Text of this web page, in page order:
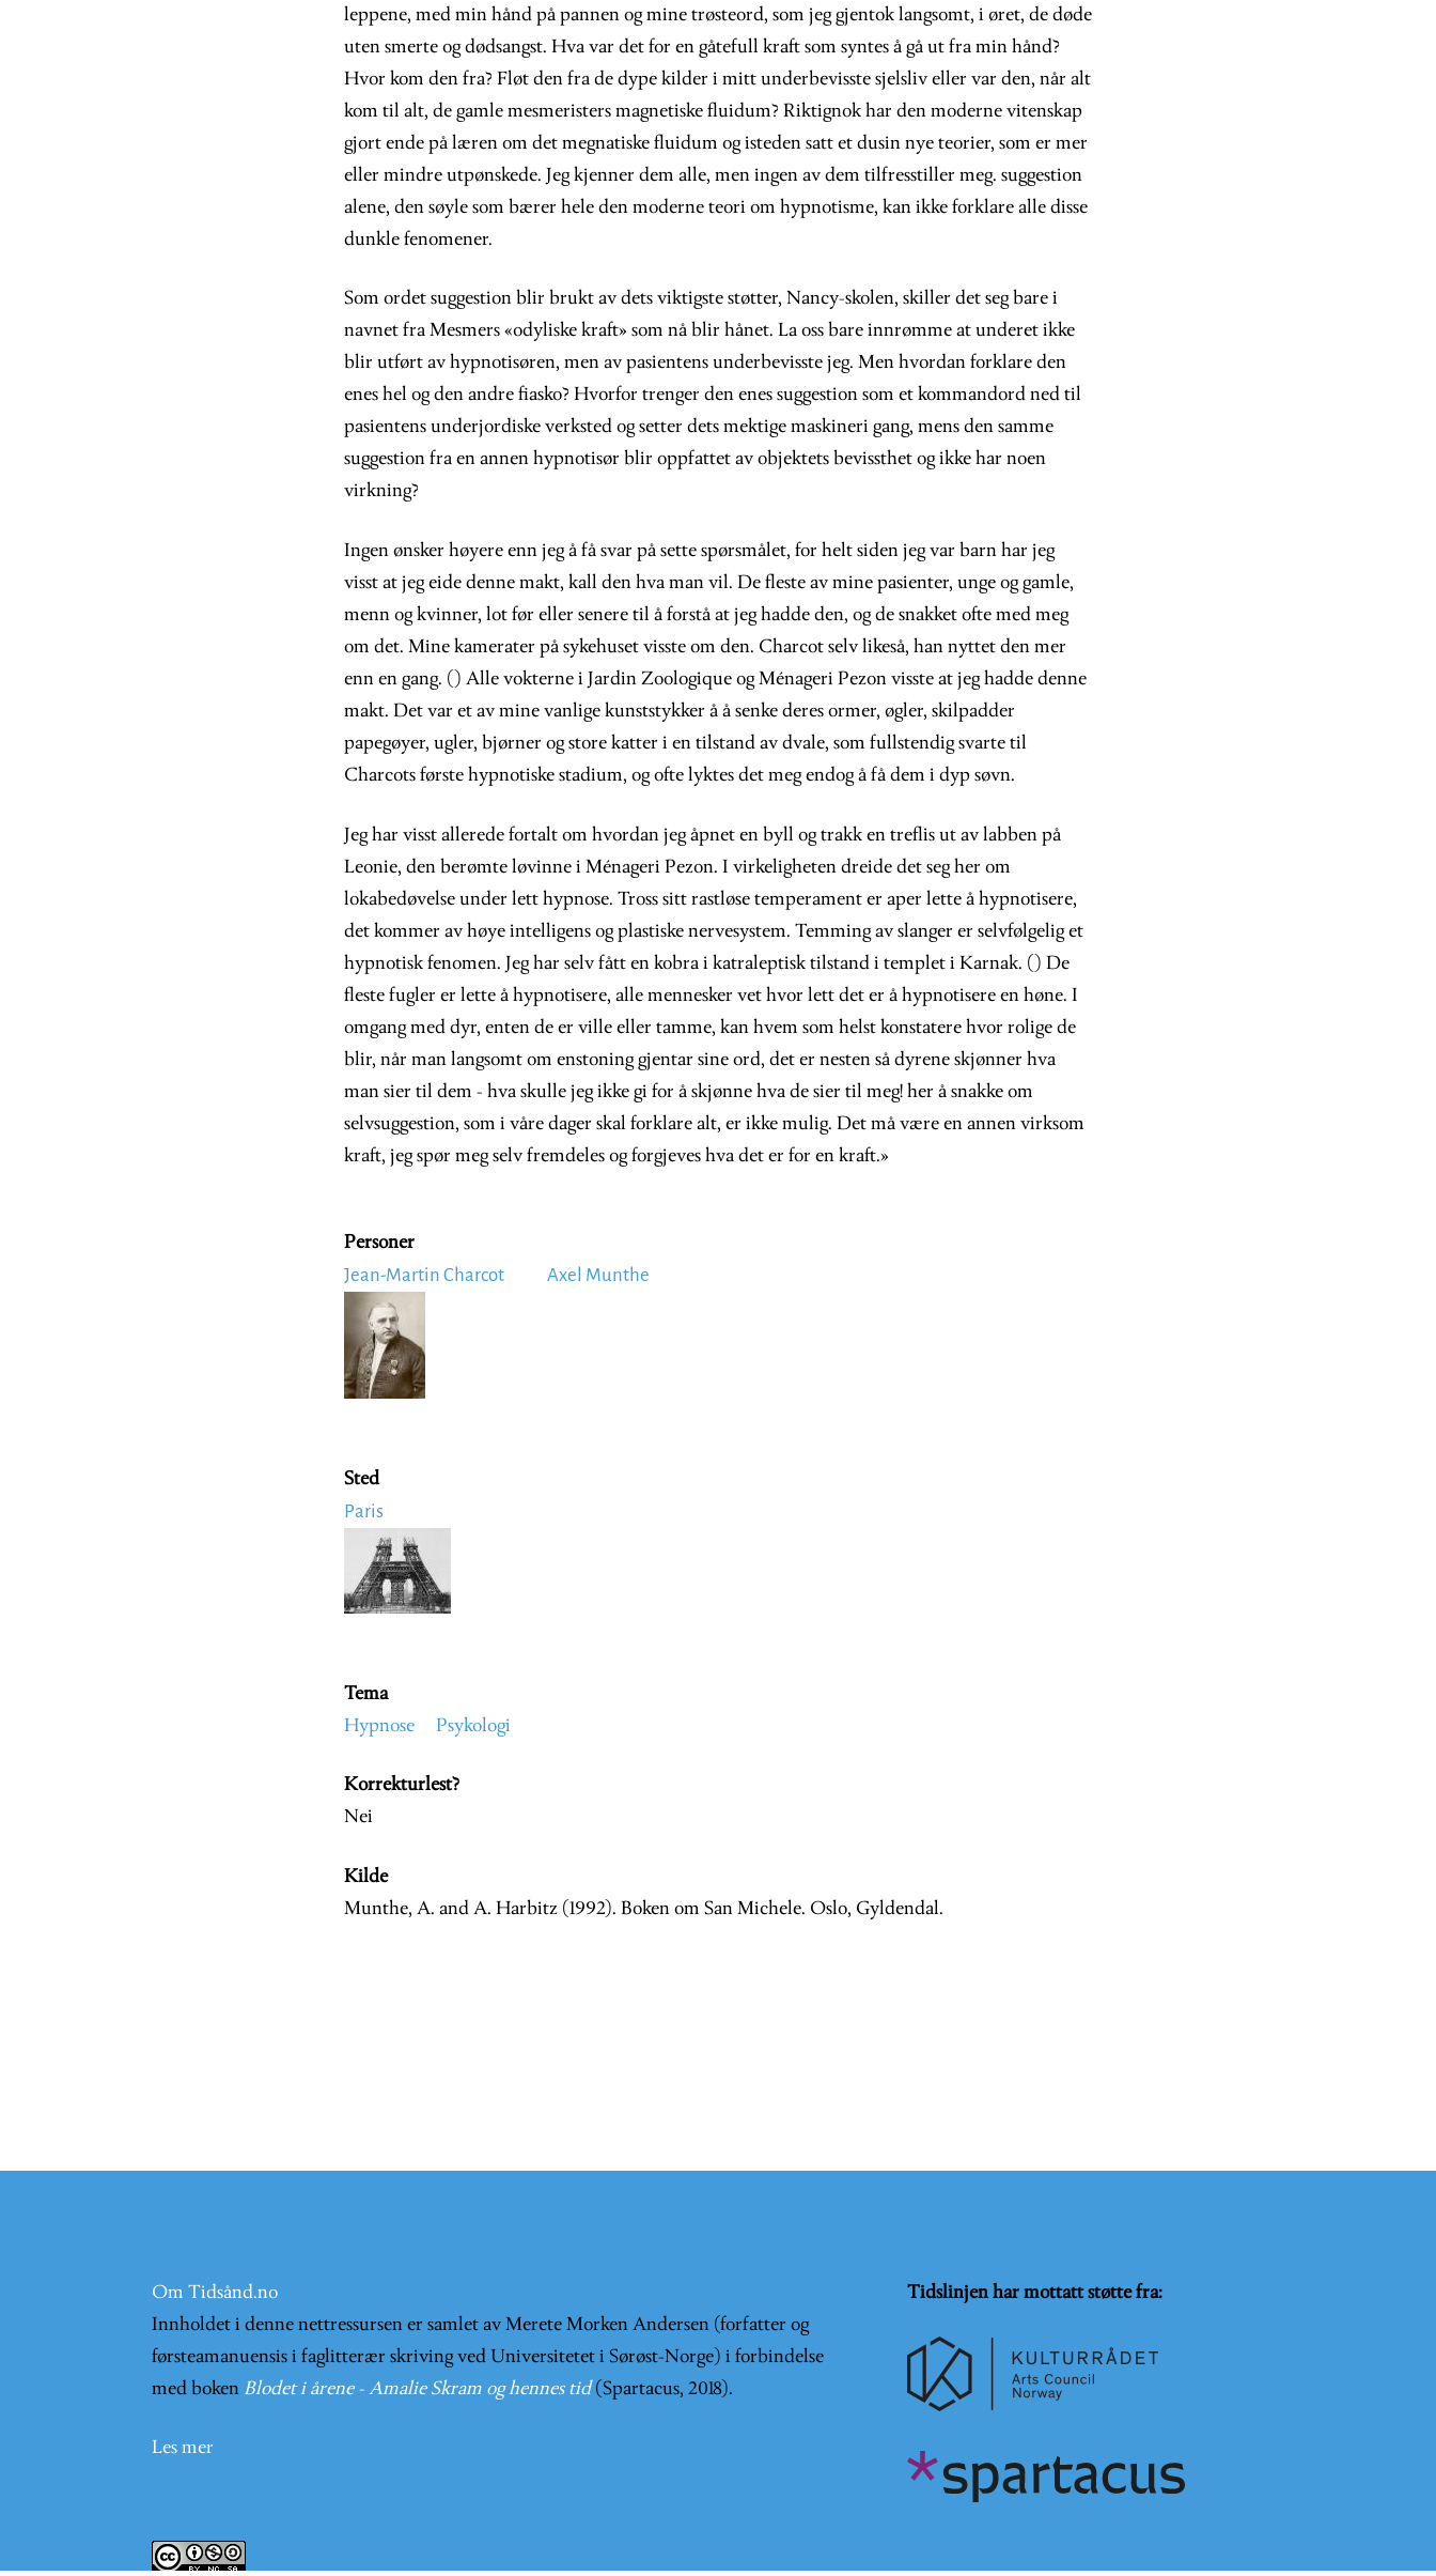
leppene, med min hånd på pannen og mine trøsteord, som jeg gjentok langsomt, i øret, de døde
uten smerte og dødsangst. Hva var det for en gåtefull kraft som syntes å gå ut fra min hånd?
Hvor kom den fra? Fløt den fra de dype kilder i mitt underbevisste sjelsliv eller var den, når alt
kom til alt, de gamle mesmeristers magnetiske fluidum? Riktignok har den moderne vitenskap
gjort ende på læren om det megnatiske fluidum og isteden satt et dusin nye teorier, som er mer
eller mindre utpønskede. Jeg kjenner dem alle, men ingen av dem tilfresstiller meg. suggestion
alene, den søyle som bærer hele den moderne teori om hypnotisme, kan ikke forklare alle disse
dunkle fenomener.
Som ordet suggestion blir brukt av dets viktigste støtter, Nancy-skolen, skiller det seg bare i
navnet fra Mesmers «odyliske kraft» som nå blir hånet. La oss bare innrømme at underet ikke
blir utført av hypnotisøren, men av pasientens underbevisste jeg. Men hvordan forklare den
enes hel og den andre fiasko? Hvorfor trenger den enes suggestion som et kommandord ned til
pasientens underjordiske verksted og setter dets mektige maskineri gang, mens den samme
suggestion fra en annen hypnotisør blir oppfattet av objektets bevissthet og ikke har noen
virkning?
Ingen ønsker høyere enn jeg å få svar på sette spørsmålet, for helt siden jeg var barn har jeg
visst at jeg eide denne makt, kall den hva man vil. De fleste av mine pasienter, unge og gamle,
menn og kvinner, lot før eller senere til å forstå at jeg hadde den, og de snakket ofte med meg
om det. Mine kamerater på sykehuset visste om den. Charcot selv likeså, han nyttet den mer
enn en gang. () Alle vokterne i Jardin Zoologique og Ménageri Pezon visste at jeg hadde denne
makt. Det var et av mine vanlige kunststykker å å senke deres ormer, øgler, skilpadder
papegøyer, ugler, bjørner og store katter i en tilstand av dvale, som fullstendig svarte til
Charcots første hypnotiske stadium, og ofte lyktes det meg endog å få dem i dyp søvn.
Jeg har visst allerede fortalt om hvordan jeg åpnet en byll og trakk en treflis ut av labben på
Leonie, den berømte løvinne i Ménageri Pezon. I virkeligheten dreide det seg her om
lokabedøvelse under lett hypnose. Tross sitt rastløse temperament er aper lette å hypnotisere,
det kommer av høye intelligens og plastiske nervesystem. Temming av slanger er selvfølgelig et
hypnotisk fenomen. Jeg har selv fått en kobra i katraleptisk tilstand i templet i Karnak. () De
fleste fugler er lette å hypnotisere, alle mennesker vet hvor lett det er å hypnotisere en høne. I
omgang med dyr, enten de er ville eller tamme, kan hvem som helst konstatere hvor rolige de
blir, når man langsomt om enstoning gjentar sine ord, det er nesten så dyrene skjønner hva
man sier til dem - hva skulle jeg ikke gi for å skjønne hva de sier til meg! her å snakke om
selvsuggestion, som i våre dager skal forklare alt, er ikke mulig. Det må være en annen virksom
kraft, jeg spør meg selv fremdeles og forgjeves hva det er for en kraft.»
Personer
Jean-Martin Charcot
Image
Axel Munthe
Sted
Paris
Image
Tema
Hypnose
Psykologi
Korrekturlest?
Nei
Kilde
Munthe, A. and A. Harbitz (1992). Boken om San Michele. Oslo, Gyldendal.
Om Tidsånd.no
Innholdet i denne nettressursen er samlet av Merete Morken Andersen (forfatter og
førsteamanuensis i faglitterær skriving ved Universitetet i Sørøst-Norge) i forbindelse
med boken Blodet i årene - Amalie Skram og hennes tid (Spartacus, 2018).
Les mer
Tidslinjen har mottatt støtte fra: